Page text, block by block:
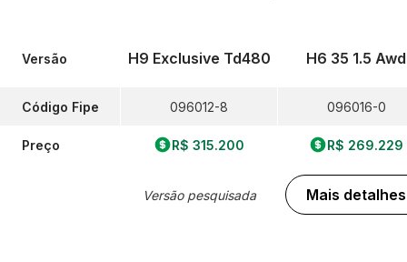
Versão
Código Fipe
Preço
H9 Exclusive Td480
096012-8
R$ 315.200
Versão pesquisada
H6 35 1.5 Awd
096016-0
R$ 269.229
Mais detalhes